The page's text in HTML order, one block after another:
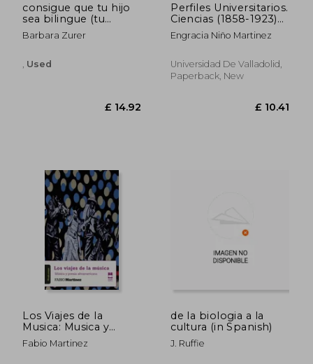
consigue que tu hijo
sea bilingue (tu
familia bilingue) (in
Spanish)
Barbara Zurer
Used
Perfiles Universitarios.
Ciencias (1858-1923)
(in Spanish)
Engracia Niño Martinez
Universidad De Valladolid,
Paperback, New
Los Viajes de la
Musica: Musica y
Poesia Afroamericana
(in Spanish)
Fabio Martinez
de la biologia a la
cultura (in Spanish)
J. Ruffie